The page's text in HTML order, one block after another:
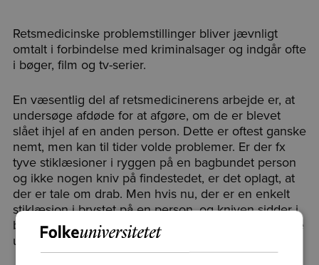
Retsmedicinske problemstillinger bliver jævnligt
omtalt i forbindelse med kriminalsager og indgår ofte
i bøger, film og tv-serier.
En væsentlig del af retsmedicinerens arbejde er, at
undersøge afdøde for at afgøre, om de er blevet
slået ihjel af en anden person. Dette er oftest ganske
nemt, men kan til tider volde problemer. Er der fx
tyve stiklæsioner i ryggen på en bagbundet person
og ikke nogen kniv på findestedet, er det oplagt, at
der er tale om drab. Men hvis nu, der er en enkelt
stiklæsion i brystet på en person, og kniven sidder i
brystet? Så kan der i princippet være tale om alle tre
unaturlige dødsmåder: ulykke, selvmord eller drab.